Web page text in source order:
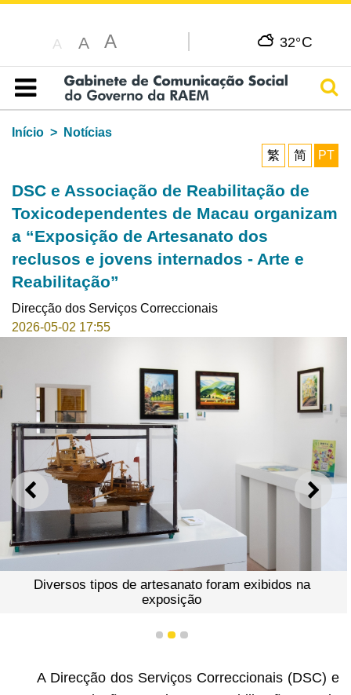
A A A 32°C
Índice
Início
Notícias
繁
简 PT
DSC e Associação de Reabilitação de
Toxicodependentes de Macau organizam
a “Exposição de Artesanato dos
reclusos e jovens internados - Arte e
Reabilitação”
Direcção dos Serviços Correccionais
2026-05-02 17:55
ANTERIOR
Diversos tipos de artesanato foram exibidos na
exposição
1 2 3
A Direcção dos Serviços Correccionais (DSC) e